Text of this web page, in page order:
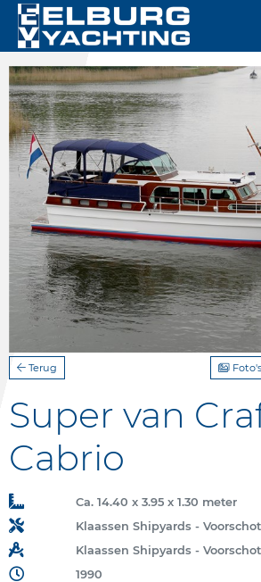
Terug Foto's
Super van
Cabrio
Ca. 14.40 x 3.95 x 1.30 meter
Klaassen Shipyards -
Klaassen Shipyards -
1990